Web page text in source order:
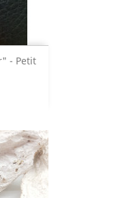
- Petit